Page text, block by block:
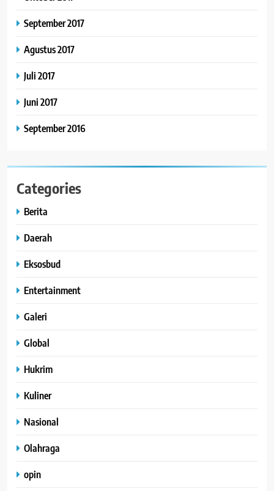
September 2017
Agustus 2017
Juli 2017
Juni 2017
September 2016
Categories
Berita
Daerah
Eksosbud
Entertainment
Galeri
Global
Hukrim
Kuliner
Nasional
Olahraga
opin